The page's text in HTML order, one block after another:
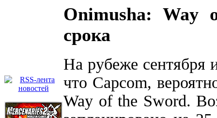
Onimusha: Way
срока
На рубеже сентября
что Capcom,
Way of the Sword.